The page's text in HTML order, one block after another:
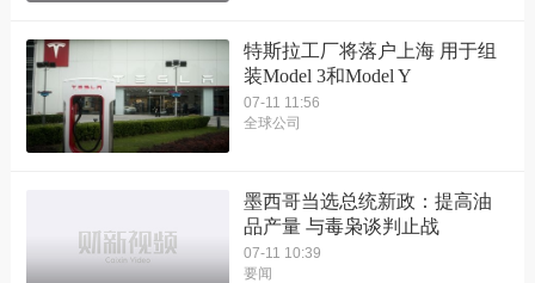
特斯拉工厂将落户上海 用于组
装Model 3和Model Y
07-11 11:56
全球公司
墨西哥当选总统新政：提高油
品产量 与毒枭谈判止战
07-11 10:39
要闻